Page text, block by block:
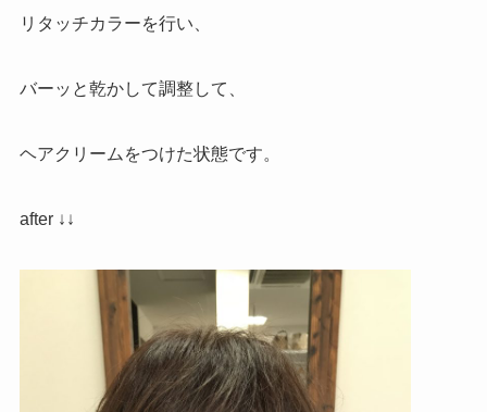
リタッチカラーを行い、
バーッと乾かして調整して、
ヘアクリームをつけた状態です。
after ↓↓